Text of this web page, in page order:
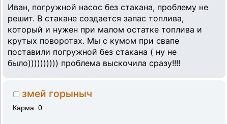
Иван, погружной насос без стакана, проблему не
решит. В стакане создается запас топлива,
который и нужен при малом остатке топлива и
крутых поворотах. Мы с кумом при свапе
поставили погружной без стакана ( ну не
было)))))))))) проблема выскочила сразу!!!!
змей горыныч
Карма: 0